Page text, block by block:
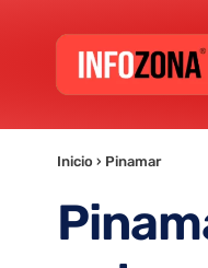
Inicio › Pinamar